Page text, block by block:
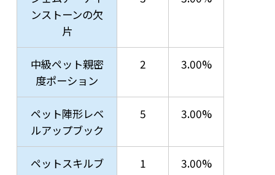
ンストーンの欠
片
中級ペット親密
度ポーション
2 3.00%
ペット陣形レベ
ルアップブック
5 3.00%
ペットスキルブ
1 3.00%